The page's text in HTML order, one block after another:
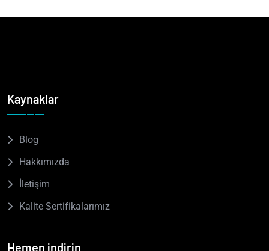
performansı, müşteri ziyaret sayısı ve hedef gerçekleşme
Kaynaklar
Blog
Hakkımızda
İletişim
Kalite Sertifikalarımız
Hemen indirin